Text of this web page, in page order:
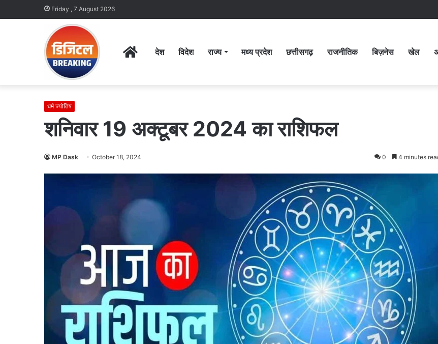
Friday , 7 August 2026
Homeदेश विदेश राज्य मध्य प्रदेश छत्तीसगढ़ राजनीतिक बिज़नेस खेल
धर्म ज्योतिष
शनिवार 19 अक्टूबर 2024 का राशिफल
MP Dask October 18, 2024 0 4 minutes